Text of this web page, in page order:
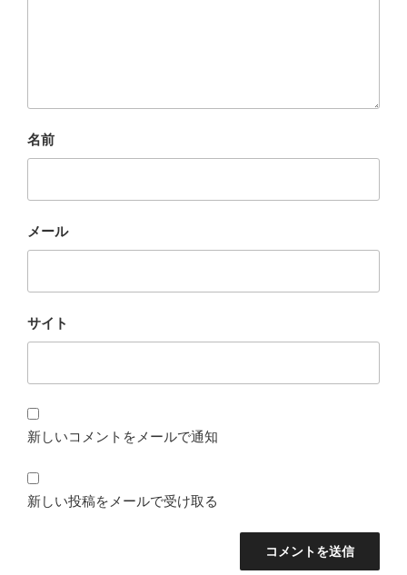
名前
メール
サイト
新しいコメントをメールで通知
新しい投稿をメールで受け取る